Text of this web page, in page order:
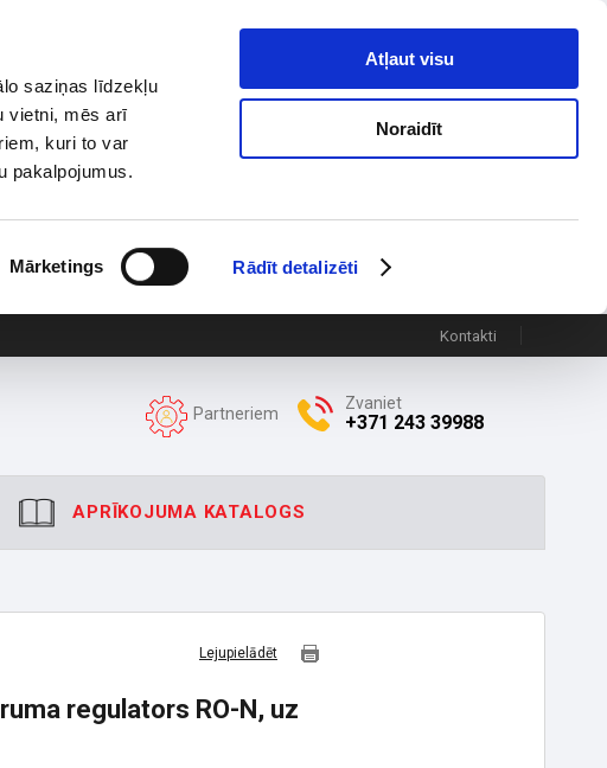
saziņas līdzekļu
vietni, mēs arī
kuri to var
pakalpojumus.
Mārketings Rādīt detalizēti
Atļaut visu
Noraidīt
Kontakti
Partneriem
Zvaniet
+371 243 39988
APRĪKOJUMA KATALOGS
Lejupielādēt
regulators RO-N, uz